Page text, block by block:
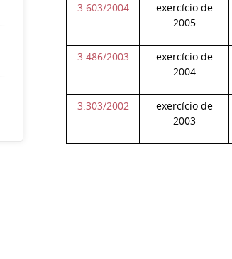
3.603/2004
exercício de
2005
3.486/2003
exercício de
2004
3.303/2002
exercício de
2003